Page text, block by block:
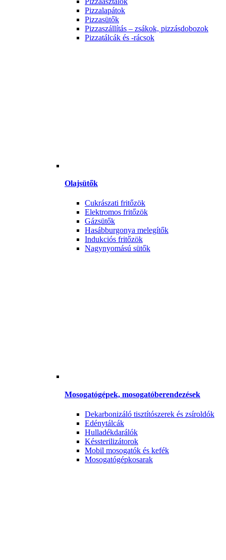
Pizzalapátok
Pizzasütők
Pizzaszállítás – zsákok, pizzásdobozok
Pizzatálcák és -rácsok
Olajsütők
Cukrászati fritőzök
Elektromos fritőzök
Gázsütők
Hasábburgonya melegítők
Indukciós fritőzök
Nagynyomású sütők
Mosogatógépek, mosogatóberendezések
Dekarbonizáló tisztítószerek és zsíroldók
Edénytálcák
Hulladékdarálók
Késsterilizátorok
Mobil mosogatók és kefék
Mosogatógépkosarak